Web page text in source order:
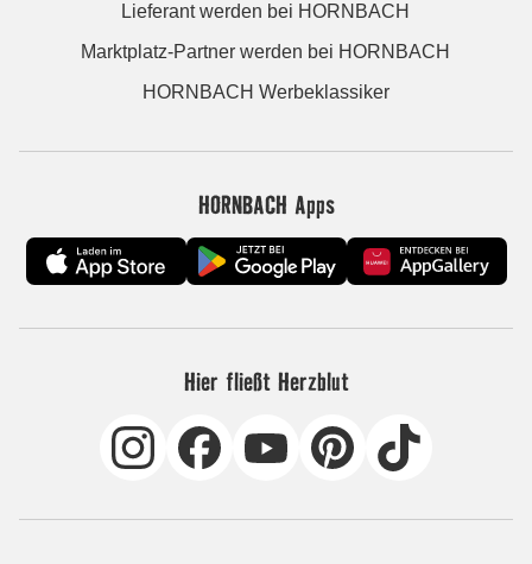
Lieferant werden bei HORNBACH
Marktplatz-Partner werden bei HORNBACH
HORNBACH Werbeklassiker
HORNBACH Apps
Hier fließt Herzblut